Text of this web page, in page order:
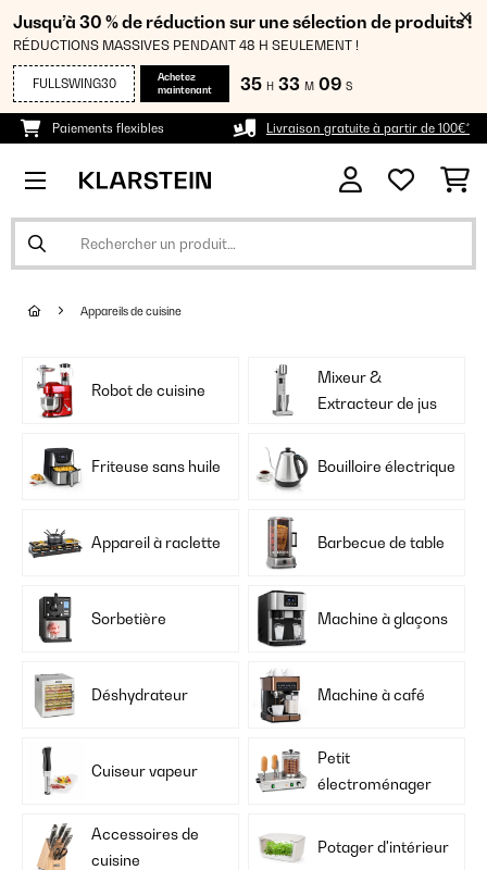
Jusqu’à 30 % de réduction sur une sélection de produits !
RÉDUCTIONS MASSIVES PENDANT 48 H SEULEMENT !
FULLSWING30
Achetez
maintenant
35 H 33 M 08 S
Paiements flexibles Livraison gratuite à partir de 100€*
Appareils de cuisine
Robot de cuisine
Mixeur &
Extracteur de jus
Friteuse sans huile Bouilloire électrique
Appareil à raclette Barbecue de table
Sorbetière Machine à glaçons
Déshydrateur Machine à café
Cuiseur vapeur
Petit
électroménager
Accessoires de
cuisine
Potager d'intérieur